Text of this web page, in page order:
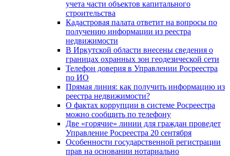
учета части объектов капитального
строительства
Кадастровая палата ответит на вопросы по
получению информации из реестра
недвижимости
В Иркутской области внесены сведения о
границах охранных зон геодезической сети
Телефон доверия в Управлении Росреестра
по ИО
Прямая линия: как получить информацию из
реестра недвижимости?
О фактах коррупции в системе Росреестра
можно сообщить по телефону
Две «горячие» линии для граждан проведет
Управление Росреестра 20 сентября
Особенности государственной регистрации
прав на основании нотариально